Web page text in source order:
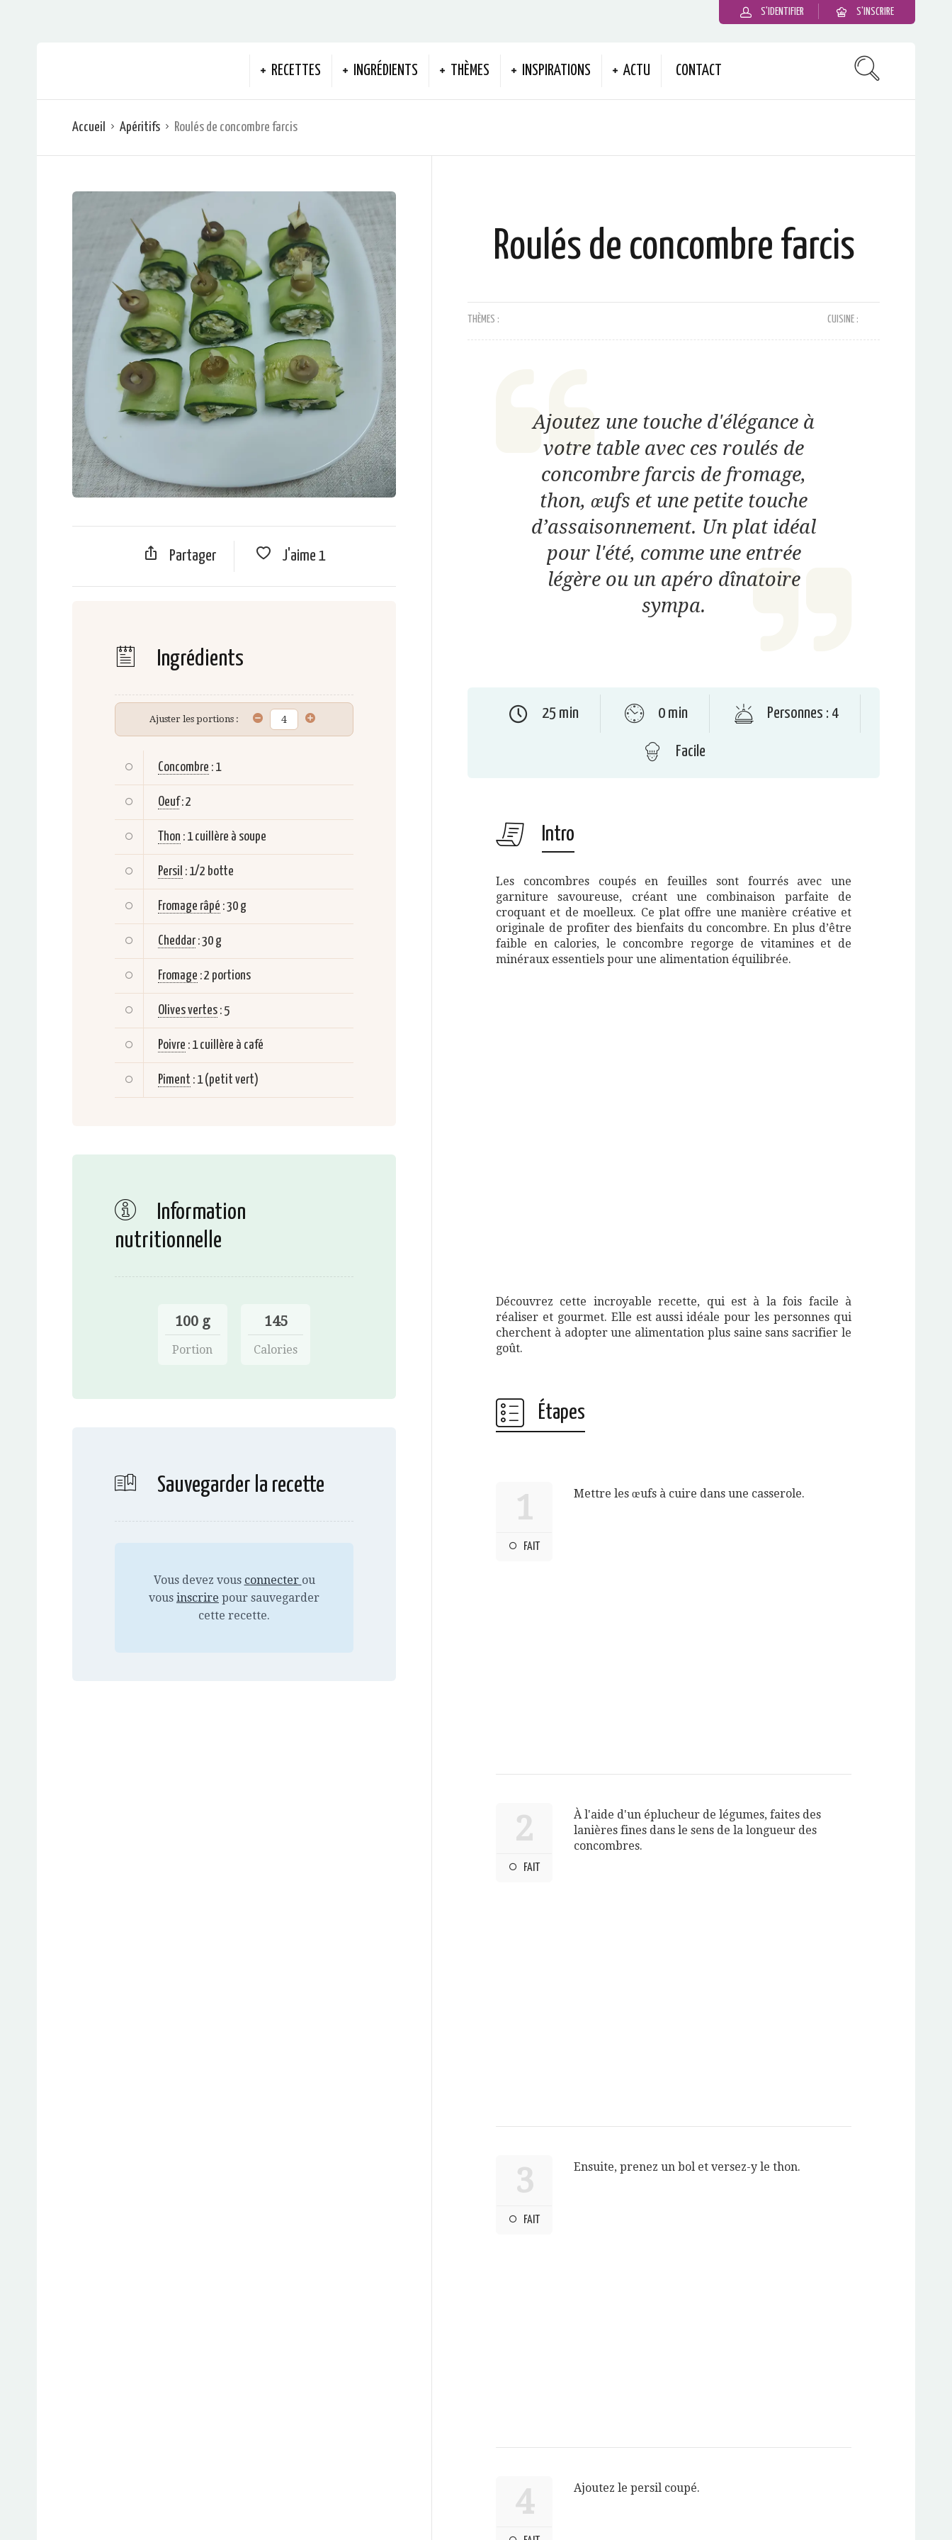
S'IDENTIFIER S'INSCRIRE
RECETTES INGRÉDIENTS THÈMES INSPIRATIONS ACTU CONTACT
Accueil Apéritifs Roulés de concombre farcis
Partager J'aime 1
Ingrédients
Ajuster les portions :
Concombre : 1
Oeuf :2
Thon : 1 cuillère à soupe
Persil : 1/2 botte
Fromage râpé :30 g
Cheddar :30 g
Fromage :2 portions
Olives vertes : 5
Poivre : 1 cuillère à café
Piment : 1 (petit vert)
Information
nutritionnelle
100 g
Portion
145
Calories
Sauvegarder la recette
Vous devez vous connecter ou
vous inscrire pour sauvegarder
cette recette.
Roulés de concombre farcis
THÈMES : CUISINE :
Ajoutez une touche d'élégance à
votre table avec ces roulés de
concombre farcis de fromage,
thon, œufs et une petite touche
d’assaisonnement. Un plat idéal
pour l'été, comme une entrée
légère ou un apéro dînatoire
sympa.
25 min 0 min Personnes : 4
Facile
Intro
Les concombres coupés en feuilles sont fourrés avec une
garniture savoureuse, créant une combinaison parfaite de
croquant et de moelleux. Ce plat offre une manière créative et
originale de profiter des bienfaits du concombre. En plus d’être
faible en calories, le concombre regorge de vitamines et de
minéraux essentiels pour une alimentation équilibrée.
Découvrez cette incroyable recette, qui est à la fois facile à
réaliser et gourmet. Elle est aussi idéale pour les personnes qui
cherchent à adopter une alimentation plus saine sans sacrifier le
goût.
Étapes
1
FAIT
Mettre les œufs à cuire dans une casserole.
2
FAIT
À l'aide d'un éplucheur de légumes, faites des
lanières fines dans le sens de la longueur des
concombres.
3
FAIT
Ensuite, prenez un bol et versez-y le thon.
4 Ajoutez le persil coupé.